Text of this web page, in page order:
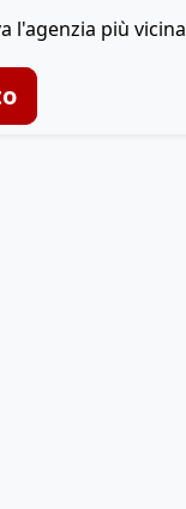
l'agenzia più vicina